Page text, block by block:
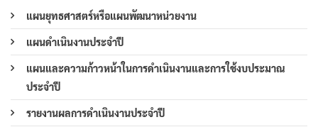
แผนยุทธศาสตร์หรือแผนพัฒนาหน่วยงาน
แผนดำเนินงานประจำปี
แผนและความก้าวหน้าในการดำเนินงานและการใช้งบประมาณ
ประจำปี
รายงานผลการดำเนินงานประจำปี